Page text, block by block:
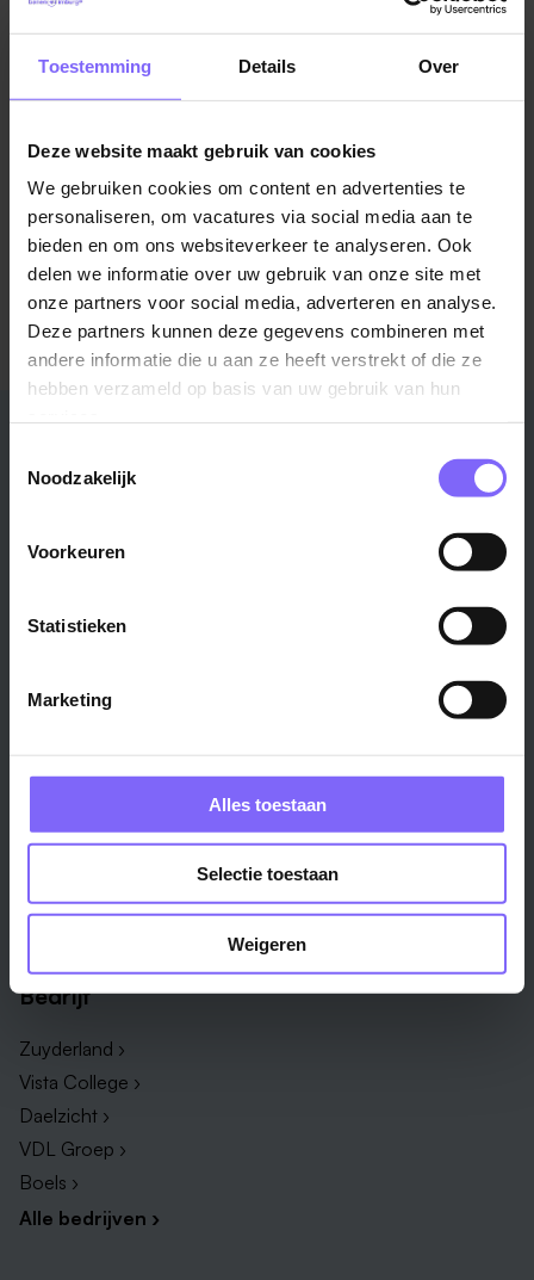
Toestemming Details Over
Deze website maakt gebruik van cookies
We gebruiken cookies om content en advertenties te
personaliseren, om vacatures via social media aan te
bieden en om ons websiteverkeer te analyseren. Ook
delen we informatie over uw gebruik van onze site met
onze partners voor social media, adverteren en analyse.
Deze partners kunnen deze gegevens combineren met
andere informatie die u aan ze heeft verstrekt of die ze
hebben verzameld op basis van uw gebruik van hun
Noodzakelijk
Voorkeuren
Statistieken
Marketing
Alles toestaan
Selectie toestaan
Weigeren
©TomTom
Locatie Heerlen
Smedestraat 2
Meer informatie over Route443?
Bezoek de website
Stad
Maastricht ›
Heerlen ›
Weert ›
Regio
Vakgebied
Zorg & welzijn ›
ICT ›
Verpleegkundige ›
Administratief medewerker ›
HR adviseur ›
Onderwijsassistent ›
Bedrijf
Zuyderland ›
Vista College ›
Daelzicht ›
VDL Groep ›
Boels ›
Alle bedrijven ›